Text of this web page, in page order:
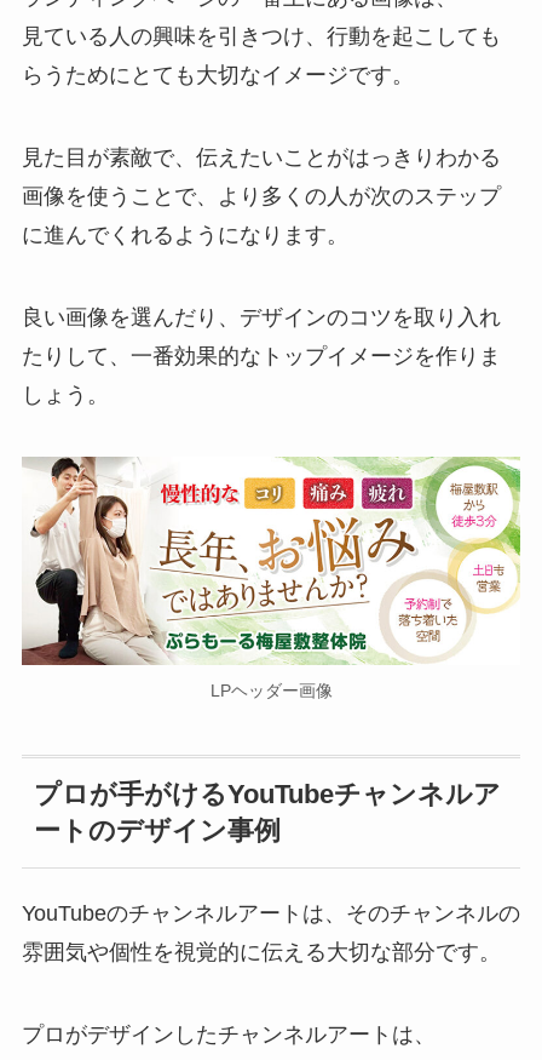
見ている人の興味を引きつけ、行動を起こしても
らうためにとても大切なイメージです。
見た目が素敵で、伝えたいことがはっきりわかる
画像を使うことで、より多くの人が次のステップ
に進んでくれるようになります。
良い画像を選んだり、デザインのコツを取り入れ
たりして、一番効果的なトップイメージを作りま
しょう。
LPヘッダー画像
プロが手がけるYouTubeチャンネルア
ートのデザイン事例
YouTubeのチャンネルアートは、そのチャンネルの
雰囲気や個性を視覚的に伝える大切な部分です。
プロがデザインしたチャンネルアートは、